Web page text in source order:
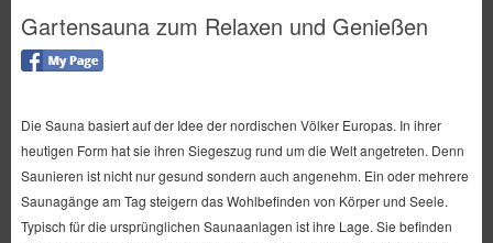
Gartensauna zum Relaxen und Genießen
Die Sauna basiert auf der Idee der nordischen Völker Europas. In ihrer
heutigen Form hat sie ihren Siegeszug rund um die Welt angetreten. Denn
Saunieren ist nicht nur gesund sondern auch angenehm. Ein oder mehrere
Saunagänge am Tag steigern das Wohlbefinden von Körper und Seele.
Typisch für die ursprünglichen Saunaanlagen ist ihre Lage. Sie befinden